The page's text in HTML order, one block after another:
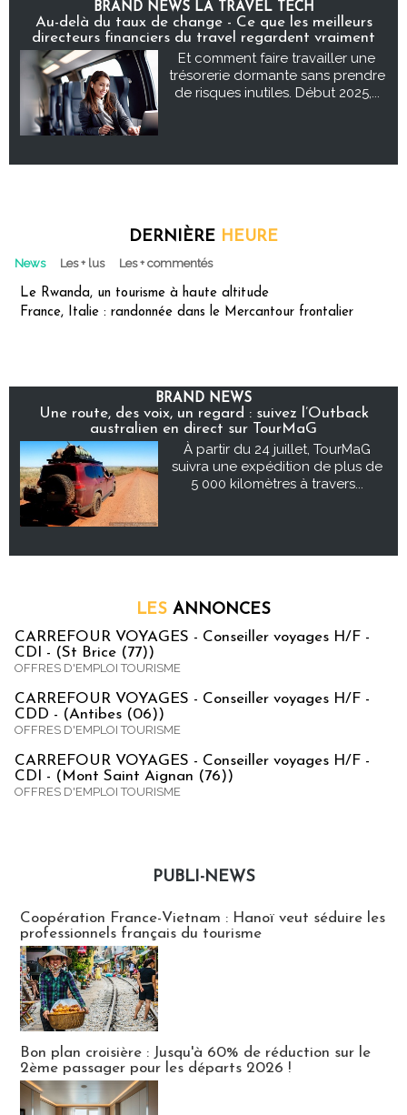
BRAND NEWS LA TRAVEL TECH
Au-delà du taux de change - Ce que les meilleurs
directeurs financiers du travel regardent vraiment
Et comment faire travailler une
trésorerie dormante sans prendre
de risques inutiles. Début 2025,...
DERNIÈRE HEURE
News Les + lus Les + commentés
Le Rwanda, un tourisme à haute altitude
France, Italie : randonnée dans le Mercantour frontalier
BRAND NEWS
Une route, des voix, un regard : suivez l’Outback
australien en direct sur TourMaG
À partir du 24 juillet, TourMaG
suivra une expédition de plus de
5 000 kilomètres à travers...
LES ANNONCES
CARREFOUR VOYAGES - Conseiller voyages H/F -
CDI - (St Brice (77))
OFFRES D'EMPLOI TOURISME
CARREFOUR VOYAGES - Conseiller voyages H/F -
CDD - (Antibes (06))
OFFRES D'EMPLOI TOURISME
CARREFOUR VOYAGES - Conseiller voyages H/F -
CDI - (Mont Saint Aignan (76))
OFFRES D'EMPLOI TOURISME
PUBLI-NEWS
Coopération France-Vietnam : Hanoï veut séduire les
professionnels français du tourisme
Bon plan croisière : Jusqu'à 60% de réduction sur le
2ème passager pour les départs 2026 !